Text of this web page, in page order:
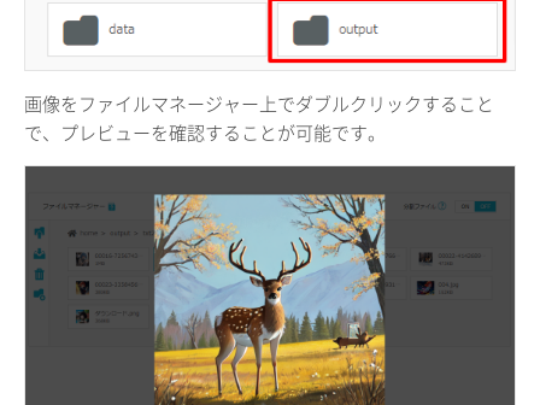
画像をファイルマネージャー上でダブルクリックすること
で、プレビューを確認することが可能です。